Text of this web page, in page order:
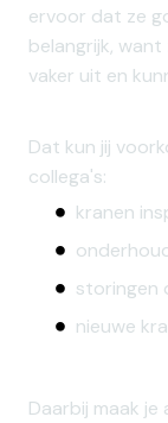
ervoor dat ze
belangrijk,
vaker uit en
Dat kun jij
collega's:
kranen
storingen
nieuwe
Daarbij maak